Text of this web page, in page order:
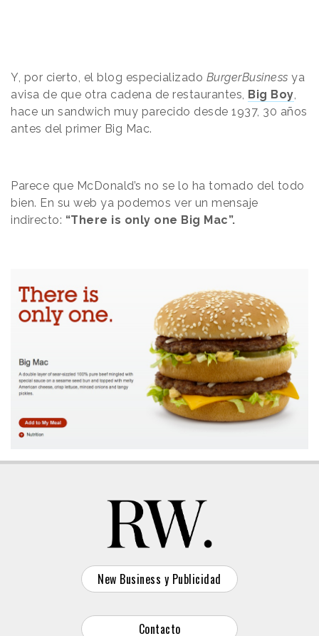
Y, por cierto, el blog especializado BurgerBusiness ya
avisa de que otra cadena de restaurantes, Big Boy,
hace un sandwich muy parecido desde 1937, 30 años
antes del primer Big Mac.
Parece que McDonald’s no se lo ha tomado del todo
bien. En su web ya podemos ver un mensaje
indirecto: “There is only one Big Mac”.
New Business y Publicidad
Contacto